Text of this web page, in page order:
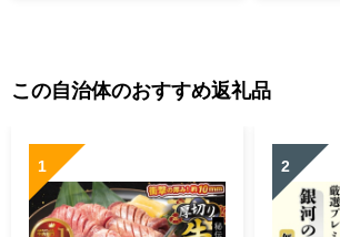
この自治体のおすすめ返礼品
1 2